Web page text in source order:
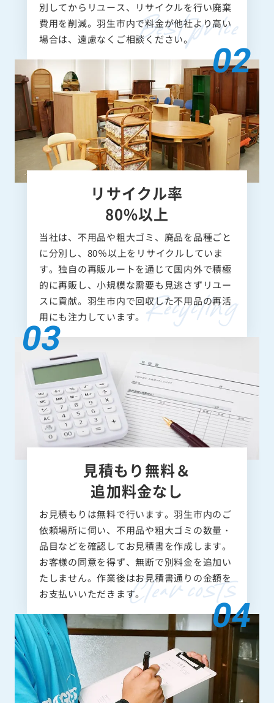
別してからリユース、リサイクルを行い廃棄
費用を削減。羽生市内で料金が他社より高い
場合は、遠慮なくご相談ください。
リサイクル率
80%以上
当社は、不用品や粗大ゴミ、廃品を品種ごと
に分別し、80％以上をリサイクルしていま
す。独自の再販ルートを通じて国内外で積極
的に再販し、小規模な需要も見逃さずリユー
スに貢献。羽生市内で回収した不用品の再活
用にも注力しています。
見積もり無料＆
追加料金なし
お見積もりは無料で行います。羽生市内のご
依頼場所に伺い、不用品や粗大ゴミの数量・
品目などを確認してお見積書を作成します。
お客様の同意を得ず、無断で別料金を追加い
たしません。作業後はお見積書通りの金額を
お支払いいただきます。